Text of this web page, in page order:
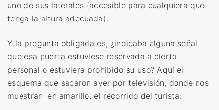
uno de sus laterales (accesible para cualquiera que
tenga la altura adecuada).
Y la pregunta obligada es, ¿indicaba alguna señal
que esa puerta estuviese reservada a cierto
personal o estuviera prohibido su uso? Aquí el
esquema que sacaron ayer por televisión, donde nos
muestran, en amarillo, el recorrido del turista: